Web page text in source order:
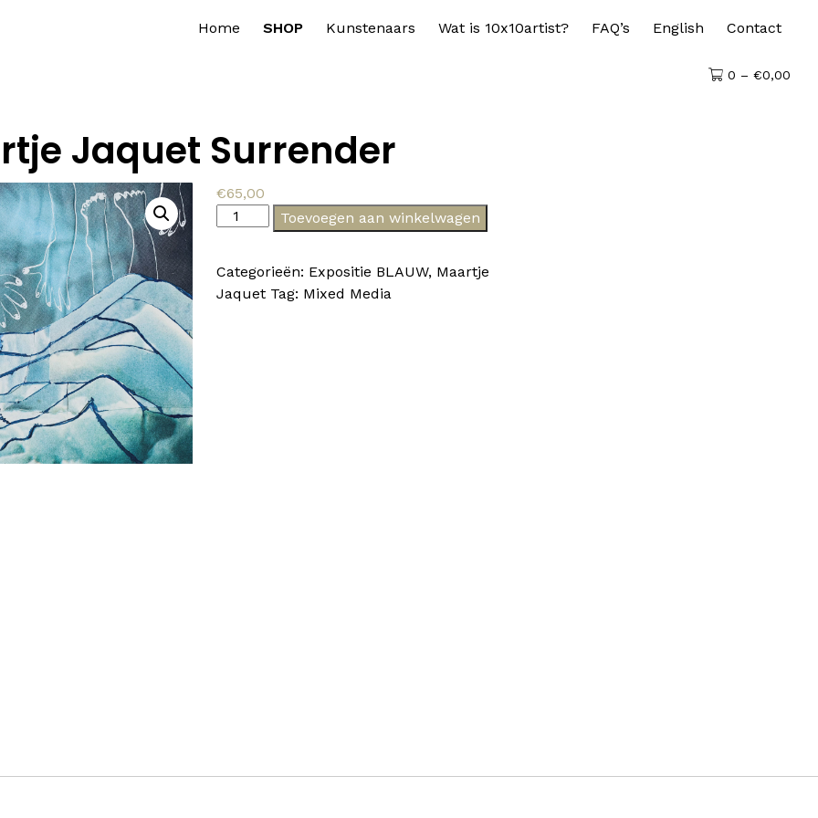
Home SHOP Kunstenaars Wat is 10x10artist? FAQ’s English Contact
0 – €0,00
Jaquet Surrender
€65,00
Maartje
aantal
Toevoegen aan winkelwagen
Categorieën: Expositie BLAUW, Maartje
Jaquet Tag: Mixed Media